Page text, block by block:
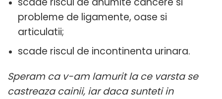
probleme de ligamente, oase si
articulatii;
scade riscul de incontinenta urinara.
Speram ca v-am lamurit la ce varsta se
castreaza cainii, iar daca sunteti in